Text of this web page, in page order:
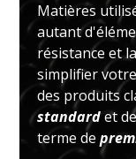
Matières
autant
résistance et
simplifier
des produits
standardet
terme de